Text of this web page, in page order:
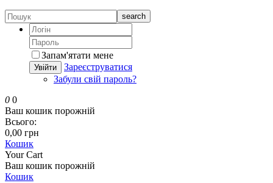
search
Запам'ятати мене
Увійти
Зареєструватися
Забули свій пароль?
0 0
Ваш кошик порожній
Всього:
0,00 грн
Кошик
Your Cart
Ваш кошик порожній
Кошик